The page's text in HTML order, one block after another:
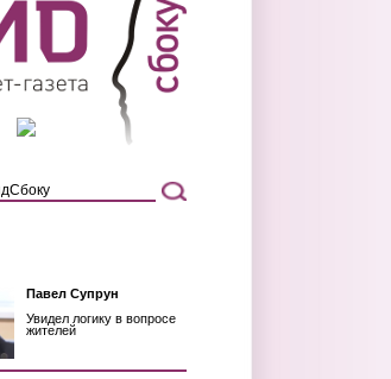
Павел Супрун
Увидел логику в вопросе
жителей